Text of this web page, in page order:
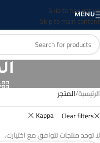
Skip to navigation
Skip to main content
MENU
الرئيسية/المتجر
Clear filters
Kappa
لا توجد منتجات تتوافق مع اختيارك.